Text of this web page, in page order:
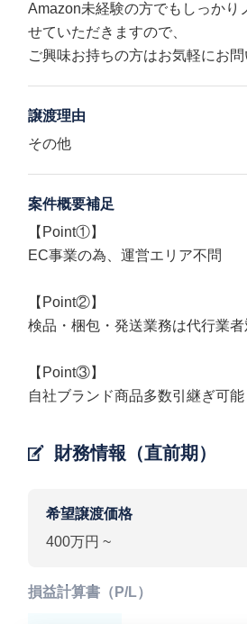
Amazon未経験の方でもしっかり
せていただきますので、
ご興味お持ちの方はお気軽にお問
譲渡理由
その他
案件概要補足
【Point①】
EC事業の為、運営エリア不問
【Point②】
検品・梱包・発送業務は代行業
【Point③】
自社ブランド商品多数引継ぎ可能
財務情報（直前期）
希望譲渡価格
400万円 ~
損益計算書（P/L）